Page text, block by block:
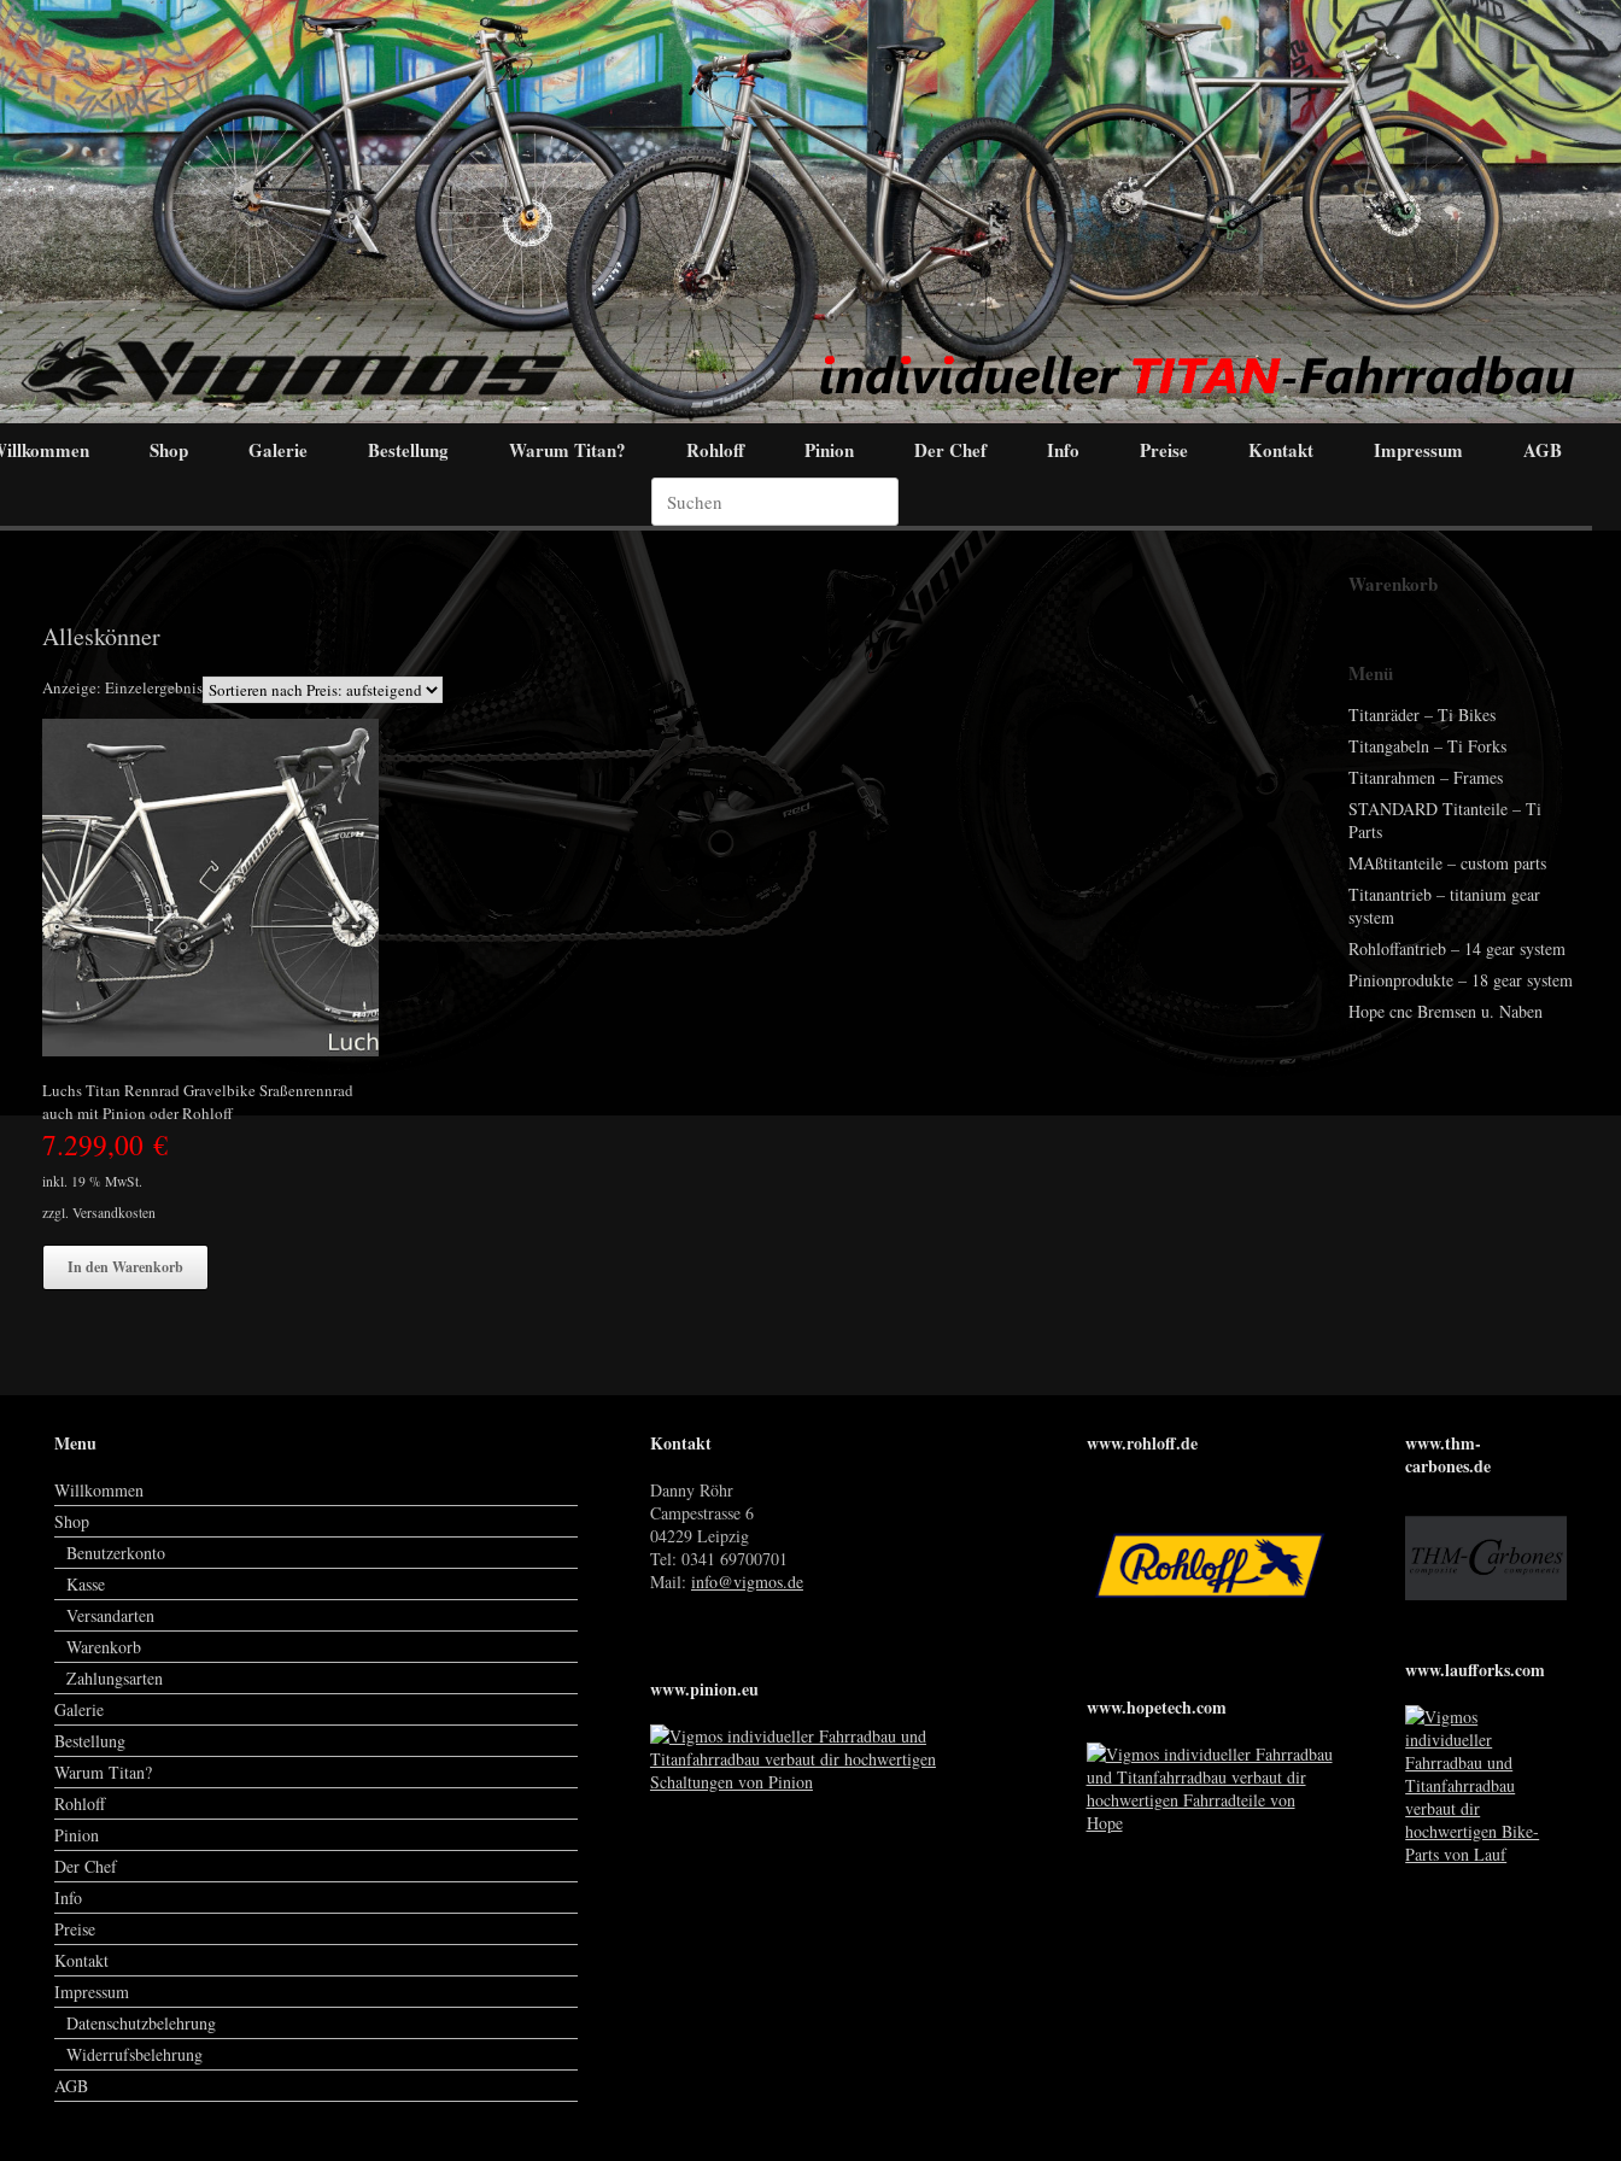
Shop Galerie Bestellung Warum Titan? Rohloff Pinion Der Chef Info Preise Kontakt Impressum AGB
Suchen
nach:
Alleskönner
Anzeige: Einzelergebnis
Luchs Titan Rennrad Gravelbike Sraßenrennrad
auch mit Pinion oder Rohloff
7.299,00 €
inkl. 19 % MwSt.
zzgl. Versandkosten
In den Warenkorb
Warenkorb
Menü
Titanräder – Ti Bikes
Titangabeln – Ti Forks
Titanrahmen – Frames
STANDARD Titanteile – Ti
Parts
MAßtitanteile – custom parts
Titanantrieb – titanium gear
system
Rohloffantrieb – 14 gear system
Pinionprodukte – 18 gear system
Hope cnc Bremsen u. Naben
Menu
Willkommen
Shop
Benutzerkonto
Kasse
Versandarten
Warenkorb
Zahlungsarten
Galerie
Bestellung
Warum Titan?
Rohloff
Pinion
Der Chef
Info
Preise
Kontakt
Impressum
Datenschutzbelehrung
Widerrufsbelehrung
AGB
Kontakt
Danny Röhr
Campestrasse 6
04229 Leipzig
Tel: 0341 69700701
Mail: info@vigmos.de
www.pinion.eu
www.rohloff.de
www.hopetech.com
www.thm-
carbones.de
www.laufforks.com